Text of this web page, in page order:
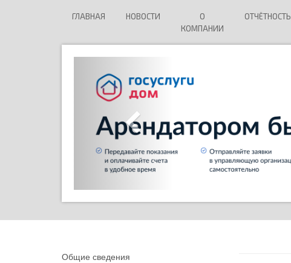
ГЛАВНАЯ НОВОСТИ
О
КОМПАНИИ
ОТЧЁТНОСТЬ
Общие сведения